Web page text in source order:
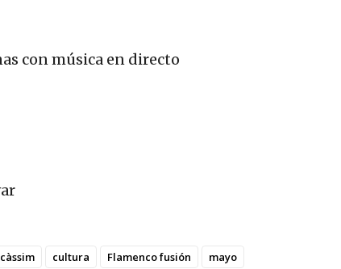
con música en directo
cultura Flamenco fusión mayo